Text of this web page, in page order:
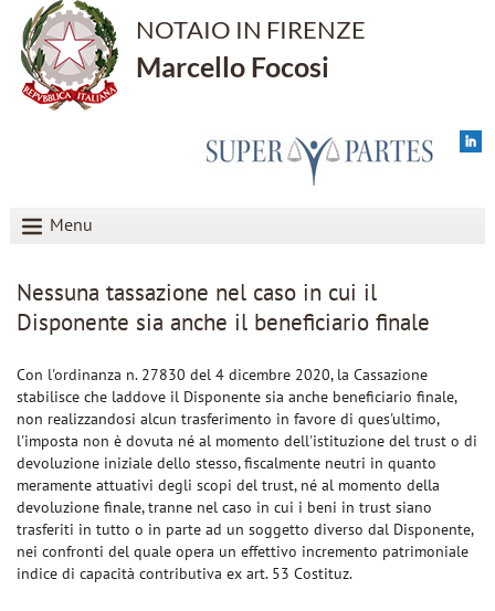
NOTAIO IN FIRENZE
Marcello Focosi
Menu
Nessuna tassazione nel caso in cui il
Disponente sia anche il beneficiario finale
Con l'ordinanza n. 27830 del 4 dicembre 2020, la Cassazione
stabilisce che laddove il Disponente sia anche beneficiario finale,
non realizzandosi alcun trasferimento in favore di ques'ultimo,
l'imposta non è dovuta né al momento dell'istituzione del trust o di
devoluzione iniziale dello stesso, fiscalmente neutri in quanto
meramente attuativi degli scopi del trust, né al momento della
devoluzione finale, tranne nel caso in cui i beni in trust siano
trasferiti in tutto o in parte ad un soggetto diverso dal Disponente,
nei confronti del quale opera un effettivo incremento patrimoniale
indice di capacità contributiva ex art. 53 Costituz.